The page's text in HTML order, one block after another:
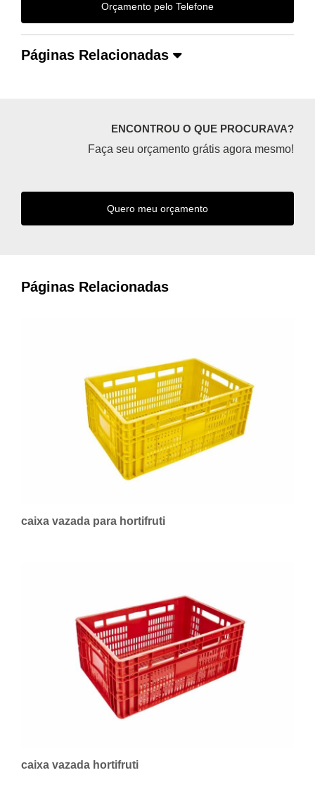
Orçamento pelo Telefone
Páginas Relacionadas
ENCONTROU O QUE PROCURAVA?
Faça seu orçamento grátis agora mesmo!
Quero meu orçamento
Páginas Relacionadas
caixa vazada para hortifruti
caixa vazada hortifruti